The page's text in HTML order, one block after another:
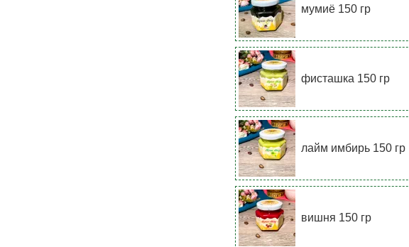
мумиё 150 гр
фисташка 150 гр
лайм имбирь 150 гр
вишня 150 гр